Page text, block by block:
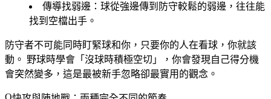
傳導找弱邊 ：球從強邊傳到防守較鬆的弱邊，往往能
找到空檔出手。
防守者不可能同時盯緊球和你， 只要你的人在看球，你就該
動。 野球時學會「沒球時積極空切」，你會發現自己得分機
會突然變多，這是最被新手忽略卻最實用的觀念。